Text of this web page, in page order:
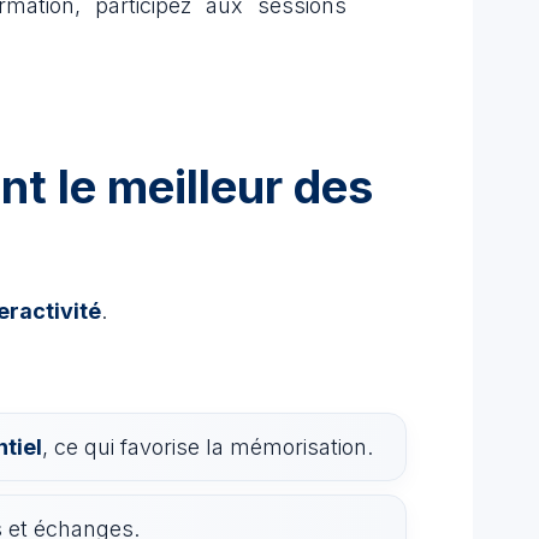
le meilleur des
.
, ce qui favorise la mémorisation.
et échanges.